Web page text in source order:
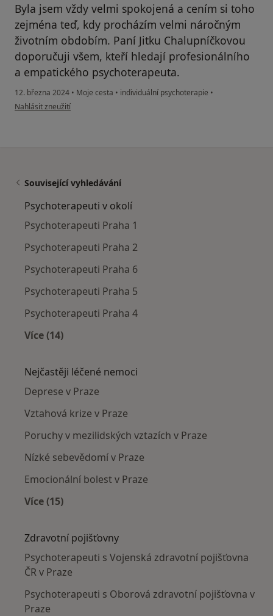
Byla jsem vždy velmi spokojená a cením si toho
zejména teď, kdy procházím velmi náročným
životním obdobím. Paní Jitku Chalupníčkovou
doporučuji všem, kteří hledají profesionálního
a empatického psychoterapeuta.
12. března 2024 • Moje cesta • individuální psychoterapie •
podle názoru uživatele Lenka P.
Nahlásit zneužití
Související vyhledávání
Psychoterapeuti v okolí
Psychoterapeuti Praha 1
Psychoterapeuti Praha 2
Psychoterapeuti Praha 6
Psychoterapeuti Praha 5
Psychoterapeuti Praha 4
Více (14)
Nejčastěji léčené nemoci
Deprese v Praze
Vztahová krize v Praze
Poruchy v mezilidských vztazích v Praze
Nízké sebevědomí v Praze
Emocionální bolest v Praze
Více (15)
Zdravotní pojišťovny
Psychoterapeuti s Vojenská zdravotní pojišťovna
ČR v Praze
Psychoterapeuti s Oborová zdravotní pojišťovna v
Praze